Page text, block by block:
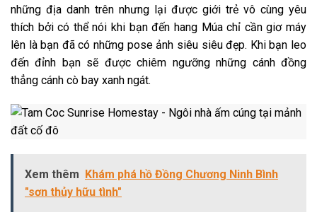
những địa danh trên nhưng lại được giới trẻ vô cùng yêu
thích bởi có thể nói khi bạn đến hang Múa chỉ cần giơ máy
lên là bạn đã có những pose ảnh siêu siêu đẹp. Khi bạn leo
đến đỉnh bạn sẽ được chiêm ngưỡng những cánh đồng
thẳng cánh cò bay xanh ngát.
Xem thêm Khám phá hồ Đồng Chương Ninh Bình
"sơn thủy hữu tình"